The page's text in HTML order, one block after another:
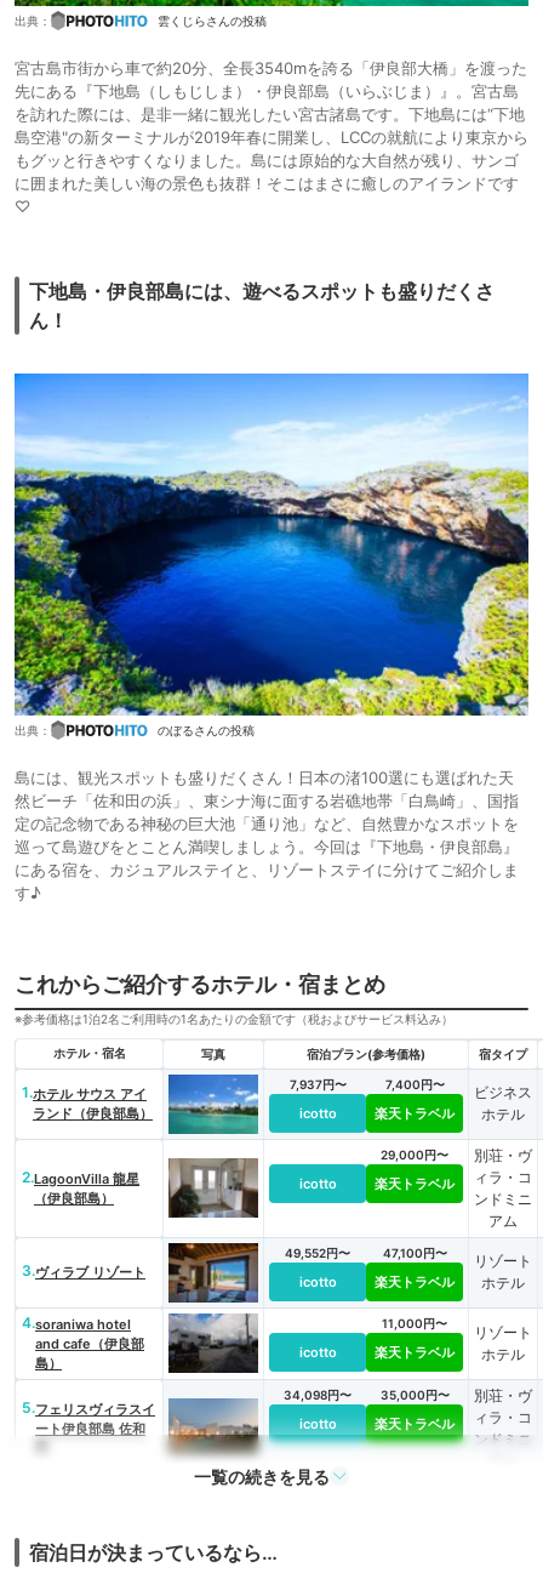
出典： 雲くじらさんの投稿
宮古島市街から車で約20分、全長3540mを誇る「伊良部大橋」を渡った
先にある『下地島（しもじしま）・伊良部島（いらぶじま）』。宮古島
を訪れた際には、是非一緒に観光したい宮古諸島です。下地島には“下地
島空港"の新ターミナルが2019年春に開業し、LCCの就航により東京から
もグッと行きやすくなりました。島には原始的な大自然が残り、サンゴ
に囲まれた美しい海の景色も抜群！そこはまさに癒しのアイランドです
♡
下地島・伊良部島には、遊べるスポットも盛りだくさ
ん！
出典： のぼるさんの投稿
島には、観光スポットも盛りだくさん！日本の渚100選にも選ばれた天
然ビーチ「佐和田の浜」、東シナ海に面する岩礁地帯「白鳥崎」、国指
定の記念物である神秘の巨大池「通り池」など、自然豊かなスポットを
巡って島遊びをとことん満喫しましょう。今回は『下地島・伊良部島』
にある宿を、カジュアルステイと、リゾートステイに分けてご紹介しま
す♪
これからご紹介するホテル・宿まとめ
※参考価格は1泊2名ご利用時の1名あたりの金額です（税およびサービス料込み）
ホテル・宿名 写真 宿泊プラン(参考価格) 宿タイプ
1.ホテル サウス アイ
ランド（伊良部島）
7,937円〜
icotto
7,400円〜
楽天トラベル
ビジネス
ホテル
2.LagoonVilla 龍星
（伊良部島）
icotto
29,000円〜
楽天トラベル
別荘・ヴ
ィラ・コ
ンドミニ
アム
3.ヴィラブ リゾート
49,552円〜
icotto
47,100円〜
楽天トラベル
リゾート
ホテル
4.soraniwa hotel
and cafe（伊良部
島）
icotto
11,000円〜
楽天トラベル
リゾート
ホテル
5.フェリスヴィラスイ
ート伊良部島 佐和
34,098円〜
icotto
35,000円〜
楽天トラベル
別荘・ヴ
ィラ・コ
ンドミニ
イラフ SUI ラグジュ
一覧の続きを見る
宿泊日が決まっているなら…